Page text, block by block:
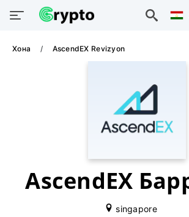
Хона AscendEX Revizyon
AscendEX
singapore